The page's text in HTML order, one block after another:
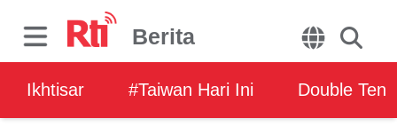
Berita
Ikhtisar #Taiwan Hari Ini Double Ten